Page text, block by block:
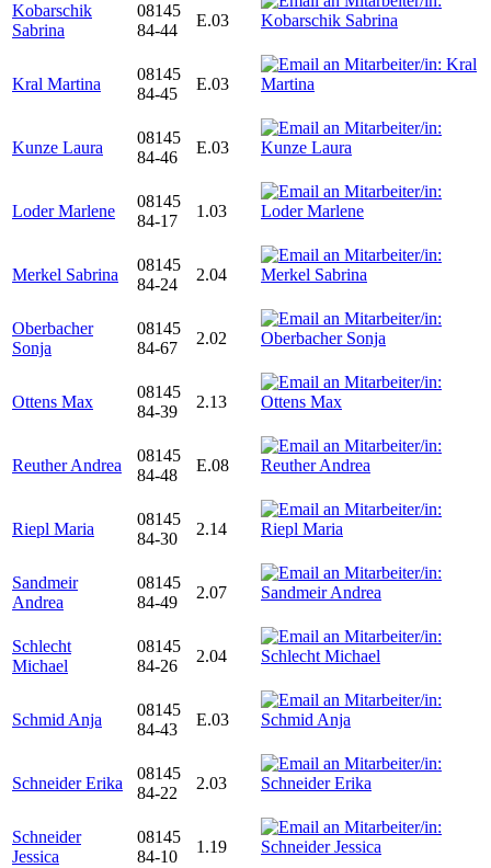
Kobarschik
Sabrina
08145
84-44
E.03
Kral Martina
08145
84-45
E.03
Kunze Laura
08145
84-46
E.03
Loder Marlene
08145
84-17
1.03
Merkel Sabrina
08145
84-24
2.04
Oberbacher
Sonja
08145
84-67
2.02
Ottens Max
08145
84-39
2.13
Reuther Andrea
08145
84-48
E.08
Riepl Maria
08145
84-30
2.14
Sandmeir
Andrea
08145
84-49
2.07
Schlecht
Michael
08145
84-26
2.04
Schmid Anja
08145
84-43
E.03
Schneider Erika
08145
84-22
2.03
Schneider
Jessica
08145
84-10
1.19